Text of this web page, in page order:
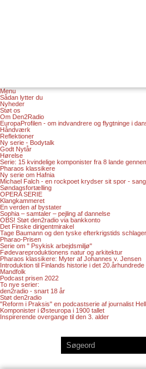
Menu
Sådan lytter du
Nyheder
Støt os
Om Den2Radio
EuropaProfilen - om indvandrere og flygtninge i
Håndværk
Reflektioner
Ny serie - Bodytalk
Godt Nytår
Hørelse
Serie: 15 kvindelige komponister fra 8 lande
Pharaos klassikere
Ny serie om Hafnia
Michael Falch - en rockpoet krydser sit spor -
Søndagsfortælling
OPERA SERIE
Klangkammeret
En verden af bystater
Sophia – samtaler – pejling af dannelse
OBS! Støt den2radio via bankkonto
Det Finske dirigentmirakel
Tage Baumann og den tyske efterkrigstids
Pharao-Prisen
Serie om " Psykisk arbejdsmiljø"
Fødevareproduktionens natur og arkitektur
Pharaos klassikere: Myter af Johannes v. Jensen
Introduktion til Finlands historie i det 20.århundrede
Mandfolk
Podcast prisen 2022
To nye serier:
den2radio - snart 18 år
Støt den2radio
"Reform i Praksis" en podcastserie af journalist
Komponister i Østeuropa i 1900 tallet
Inspirerende overgange til den 3. alder